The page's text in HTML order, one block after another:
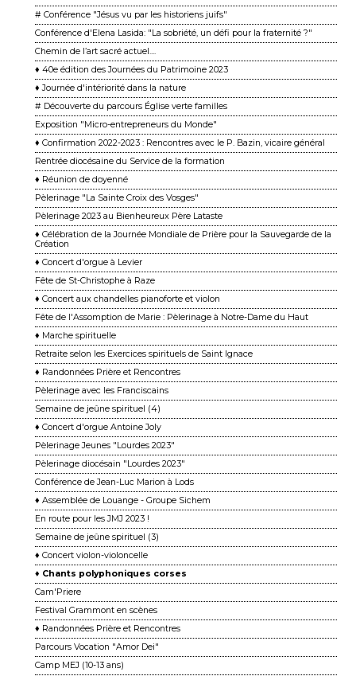
# Conférence "Jésus vu par les historiens juifs"
Conférence d'Elena Lasida: "La sobriété, un défi pour la fraternité ?"
Chemin de l’art sacré actuel....
♦ 40e édition des Journées du Patrimoine 2023
♦ Journée d'intériorité dans la nature
# Découverte du parcours Église verte familles
Exposition "Micro-entrepreneurs du Monde"
♦ Confirmation 2022-2023 : Rencontres avec le P. Bazin, vicaire général
Rentrée diocésaine du Service de la formation
♦ Réunion de doyenné
Pèlerinage "La Sainte Croix des Vosges"
Pèlerinage 2023 au Bienheureux Père Lataste
♦ Célébration de la Journée Mondiale de Prière pour la Sauvegarde de la
Création
♦ Concert d'orgue à Levier
Fête de St-Christophe à Raze
♦ Concert aux chandelles pianoforte et violon
Fête de l'Assomption de Marie : Pèlerinage à Notre-Dame du Haut
♦ Marche spirituelle
Retraite selon les Exercices spirituels de Saint Ignace
♦ Randonnées Prière et Rencontres
Pèlerinage avec les Franciscains
Semaine de jeûne spirituel (4)
♦ Concert d'orgue Antoine Joly
Pèlerinage Jeunes "Lourdes 2023"
Pèlerinage diocésain "Lourdes 2023"
Conférence de Jean-Luc Marion à Lods
♦ Assemblée de Louange - Groupe Sichem
En route pour les JMJ 2023 !
Semaine de jeûne spirituel (3)
♦ Concert violon-violoncelle
♦ Chants polyphoniques corses
Cam'Priere
Festival Grammont en scènes
♦ Randonnées Prière et Rencontres
Parcours Vocation "Amor Dei"
Camp MEJ (10-13 ans)